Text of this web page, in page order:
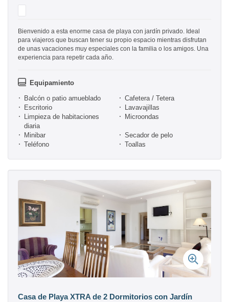
Bienvenido a esta enorme casa de playa con jardín privado. Ideal
para viajeros que buscan tener su propio espacio mientras disfrutan
de unas vacaciones muy especiales con la familia o los amigos. Una
experiencia para repetir cada año.
Equipamiento
Balcón o patio amueblado
Cafetera / Tetera
Escritorio
Lavavajillas
Limpieza de habitaciones
diaria
Microondas
Minibar
Secador de pelo
Teléfono
Toallas
Casa de Playa XTRA de 2 Dormitorios con Jardín